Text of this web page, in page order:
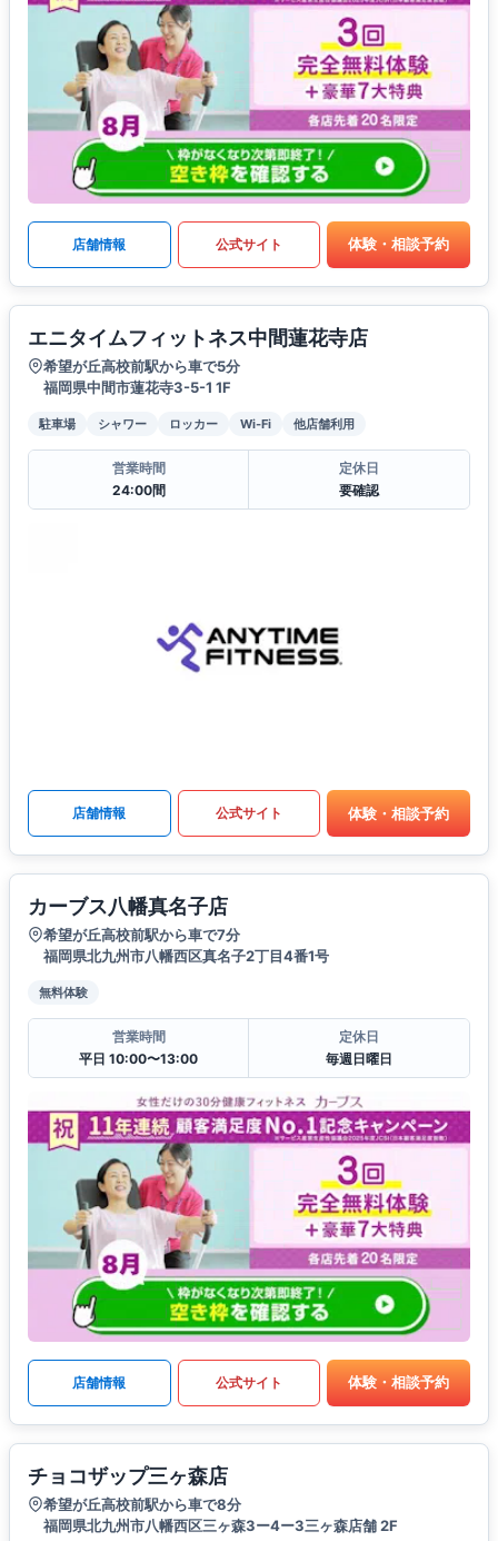
店舗情報 公式サイト 体験・相談予約
エニタイムフィットネス中間蓮花寺店
希望が丘高校前駅から車で5分
福岡県中間市蓮花寺3-5-1 1F
駐車場 シャワー ロッカー Wi-Fi 他店舗利用
営業時間
24:00間
定休日
要確認
店舗情報 公式サイト 体験・相談予約
カーブス八幡真名子店
希望が丘高校前駅から車で7分
福岡県北九州市八幡西区真名子2丁目4番1号
無料体験
営業時間
平日 10:00〜13:00
定休日
毎週日曜日
店舗情報 公式サイト 体験・相談予約
チョコザップ三ヶ森店
希望が丘高校前駅から車で8分
福岡県北九州市八幡西区三ヶ森3ー4ー3三ヶ森店舗 2F